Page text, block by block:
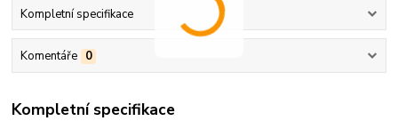
Kompletní specifikace
Komentáře 0
Kompletní specifikace